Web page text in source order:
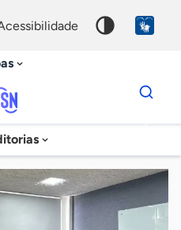
acessibilidade
Dados
para
chave